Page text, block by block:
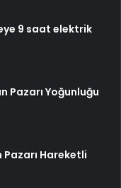
9 saat elektrik
Pazarı Yoğunluğu
Pazarı Hareketli